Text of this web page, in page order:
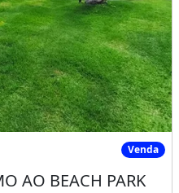
AO BEACH PARKVenda
AO BEACH PARK